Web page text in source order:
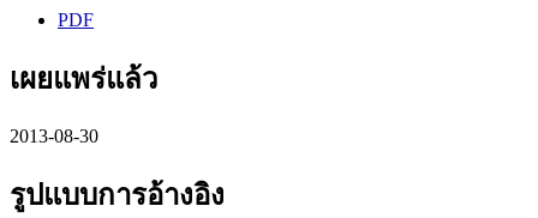
PDF
เผยแพร่แล้ว
2013-08-30
รูปแบบการอ้างอิง